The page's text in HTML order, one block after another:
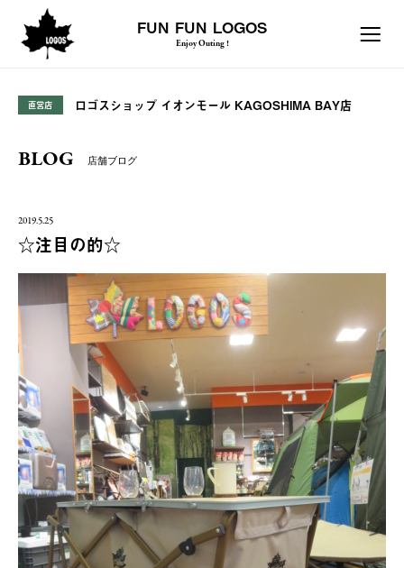
FUN FUN LOGOS
Enjoy Outing !
直営店 ロゴスショップ イオンモール KAGOSHIMA BAY店
BLOG 店舗ブログ
2019.5.25
☆注目の的☆